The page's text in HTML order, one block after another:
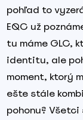
pohľad to
EQC už
tu máme GLC,
identitu, ale
moment, ktorý
ešte stále
pohonu?